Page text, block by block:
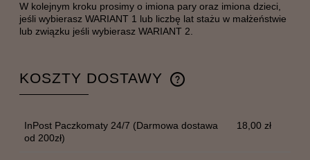
W kolejnym kroku prosimy o imiona pary oraz imiona dzieci,
jeśli wybierasz WARIANT 1 lub liczbę lat stażu w małżeństwie
lub związku jeśli wybierasz WARIANT 2.
KOSZTY DOSTAWY
CENA NIE ZAWIERA EWENTUALNYCH KOSZTÓW
InPost Paczkomaty 24/7 (Darmowa dostawa
od 200zł)
18,00 zł